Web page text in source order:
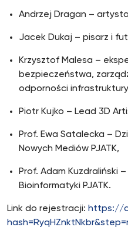
Andrzej Dragan –
Jacek Dukaj – pisarz i
Krzysztof Malesa –
bezpieczeństwa,
odporności
Piotr Kujko – Lead 3D
Prof. Ewa Satalecka –
Nowych Mediów PJATK,
Prof. Adam Kuzdraliński
Bioinformatyki PJATK.
Link do rejestracji: https://